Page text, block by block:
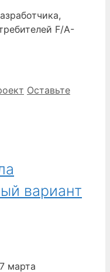
F/A-
Оставьте
вариант
марта